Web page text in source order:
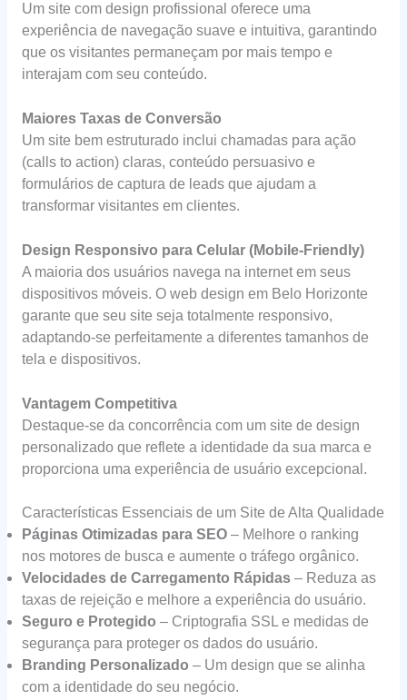
Um site com design profissional oferece uma
experiência de navegação suave e intuitiva, garantindo
que os visitantes permaneçam por mais tempo e
interajam com seu conteúdo.
Maiores Taxas de Conversão
Um site bem estruturado inclui chamadas para ação
(calls to action) claras, conteúdo persuasivo e
formulários de captura de leads que ajudam a
transformar visitantes em clientes.
Design Responsivo para Celular (Mobile-Friendly)
A maioria dos usuários navega na internet em seus
dispositivos móveis. O web design em Belo Horizonte
garante que seu site seja totalmente responsivo,
adaptando-se perfeitamente a diferentes tamanhos de
tela e dispositivos.
Vantagem Competitiva
Destaque-se da concorrência com um site de design
personalizado que reflete a identidade da sua marca e
proporciona uma experiência de usuário excepcional.
Características Essenciais de um Site de Alta Qualidade
Páginas Otimizadas para SEO– Melhore o ranking
nos motores de busca e aumente o tráfego orgânico.
Velocidades de Carregamento Rápidas– Reduza as
taxas de rejeição e melhore a experiência do usuário.
Seguro e Protegido – Criptografia SSL e medidas de
segurança para proteger os dados do usuário.
Branding Personalizado – Um design que se alinha
com a identidade do seu negócio.